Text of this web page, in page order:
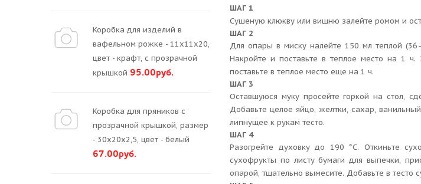
ШАГ 1
Сушеную клюкву или вишню залейте ромом и
ШАГ 2
Для опары в миску налейте 150 мл теплой
Накройте и поставьте в теплое место на 1
поставьте в теплое место еще на 1 ч.
ШАГ 3
Оставшуюся муку просейте горкой на стол,
Добавьте целое яйцо, желтки, сахар,
липнущее к рукам тесто.
ШАГ 4
Разогрейте духовку до 190 °С. Откиньте
сухофрукты по листу бумаги для выпечки,
опарой, тщательно вымесите. Добавьте в
Коробка для изделий в
вафельном рожке - 11х11х20,
цвет - крафт, с прозрачной
крышкой 95.00руб.
Коробка для пряников с
прозрачной крышкой, размер
- 30х20х2,5, цвет - белый
67.00руб.